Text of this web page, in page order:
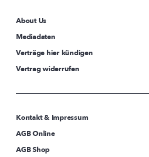
About Us
Mediadaten
Verträge hier kündigen
Vertrag widerrufen
Kontakt & Impressum
AGB Online
AGB Shop